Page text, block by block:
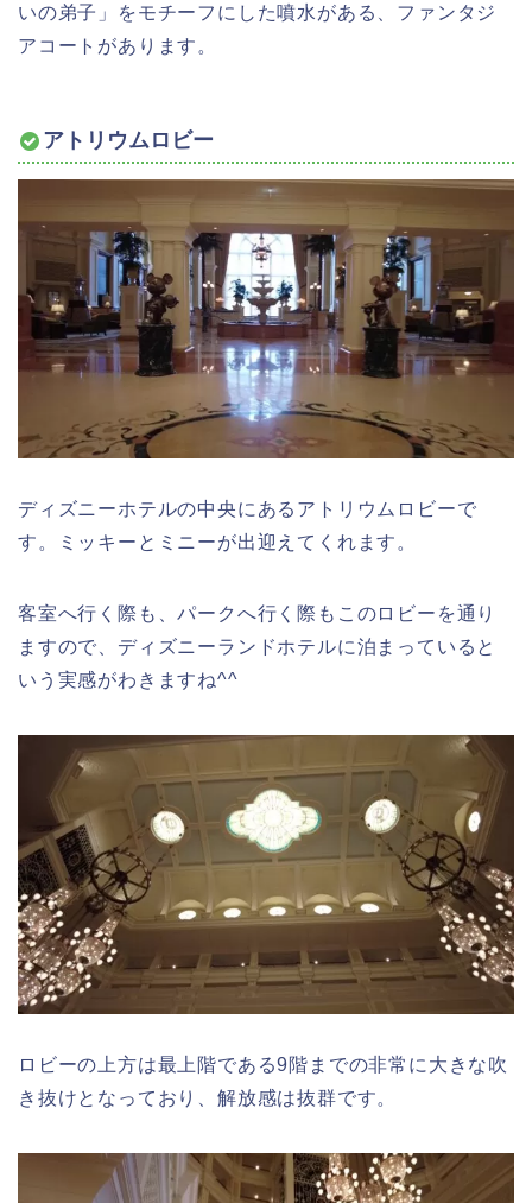
いの弟子」をモチーフにした噴水がある、ファンタジ
アコートがあります。
アトリウムロビー
ディズニーホテルの中央にあるアトリウムロビーで
す。ミッキーとミニーが出迎えてくれます。
客室へ行く際も、パークへ行く際もこのロビーを通り
ますので、ディズニーランドホテルに泊まっていると
いう実感がわきますね^^
ロビーの上方は最上階である9階までの非常に大きな吹
き抜けとなっており、解放感は抜群です。